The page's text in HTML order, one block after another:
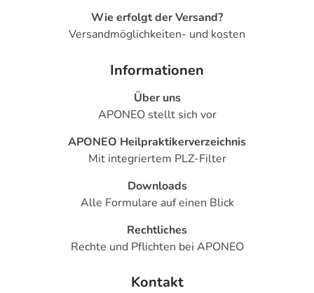
Wie erfolgt der Versand?
Versandmöglichkeiten- und kosten
Informationen
Über uns
APONEO stellt sich vor
APONEO Heilpraktikerverzeichnis
Mit integriertem PLZ-Filter
Downloads
Alle Formulare auf einen Blick
Rechtliches
Rechte und Pflichten bei APONEO
Kontakt